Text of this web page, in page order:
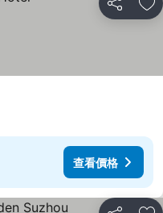
分享 加
查看價格